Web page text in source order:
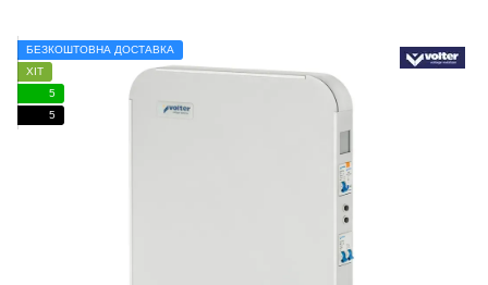
БЕЗКОШТОВНА ДОСТАВКА
ХІТ
5
5